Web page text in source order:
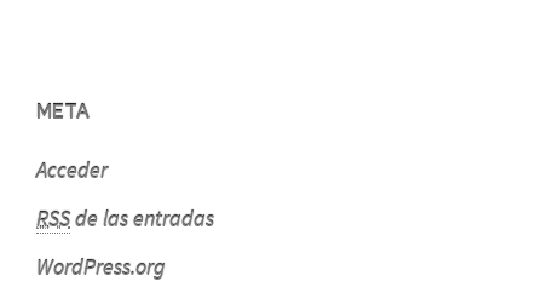
META
Acceder
RSSde las entradas
WordPress.org